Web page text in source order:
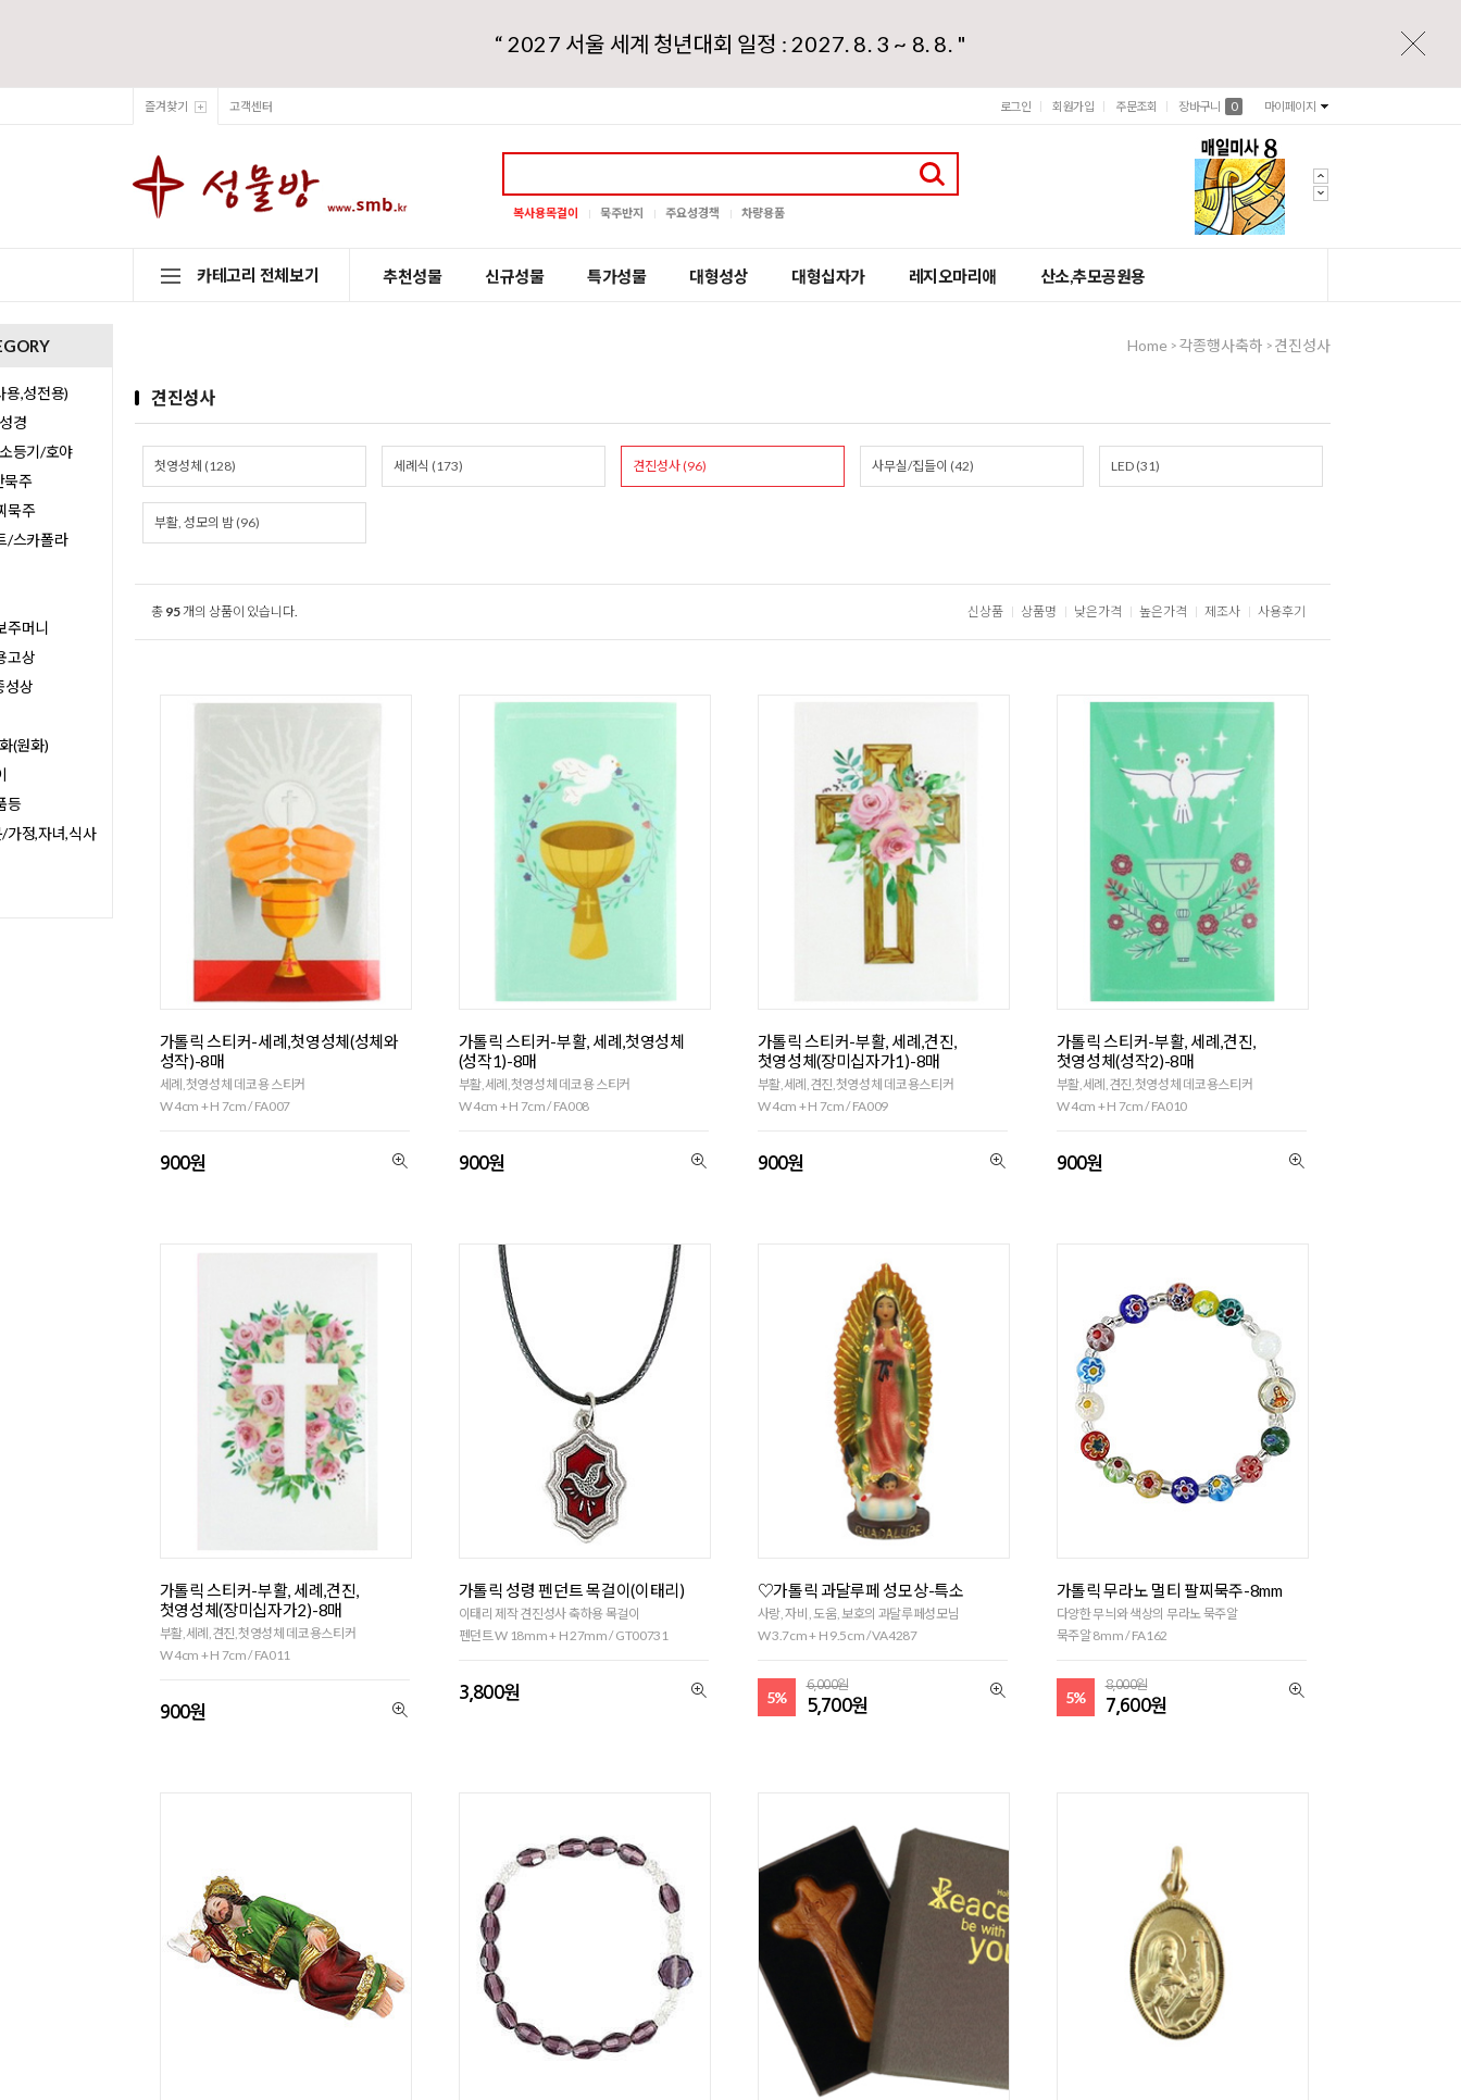
“ 2027 서울 세계 청년대회 일정 : 2027. 8. 3 ~ 8. 8. "
즐겨찾기 고객센터 로그인 회원가입 주문조회 장바구니 0 마이페이지
복사용목걸이 묵주반지 주요성경책 차량용품
카테고리 전체보기 추천성물 신규성물 특가성물 대형성상 대형십자가 레지오마리애 산소,추모공원용
용,성전용)
경
등기/호야
주
묵주
/스카폴라
주머니
고상
성상
(원화)
등
가정,자녀,식사
Home > 각종행사축하 > 견진성사
견진성사
첫영성체 (128) 세례식 (173) 견진성사 (96) 사무실/집들이 (42) LED (31)
부활, 성모의 밤 (96)
총 95 개의 상품이 있습니다. 신상품 상품명 낮은가격 높은가격 제조사 사용후기
가톨릭 스티커-세례,첫영성체(성체와
성작)-8매
세례,첫영성체 데코용 스티커
W 4cm + H 7cm / FA007
900원
가톨릭 스티커-부활, 세례,첫영성체
(성작1)-8매
부활,세례,첫영성체 데코용 스티커
W 4cm + H 7cm / FA008
900원
가톨릭 스티커-부활, 세례,견진,
첫영성체(장미십자가1)-8매
부활,세례,견진,첫영성체 데코용스티커
W 4cm + H 7cm / FA009
900원
가톨릭 스티커-부활, 세례,견진,
첫영성체(성작2)-8매
부활,세례,견진,첫영성체 데코용스티커
W 4cm + H 7cm / FA010
900원
가톨릭 스티커-부활, 세례,견진,
첫영성체(장미십자가2)-8매
부활,세례,견진,첫영성체 데코용스티커
W 4cm + H 7cm / FA011
900원
가톨릭 성령 펜던트 목걸이(이태리)
이태리 제작 견진성사 축하용 목걸이
펜던트 W 18mm + H 27mm / GT00731
3,800원
♡가톨릭 과달루페 성모상-특소
사랑, 자비, 도움, 보호의 과달루페성모님
W 3.7cm + H 9.5cm / VA4287
5%
6,000원
5,700원
가톨릭 무라노 멀티 팔찌묵주-8mm
다양한 무늬와 색상의 무라노 묵주알
묵주알 8mm / FA162
5%
8,000원
7,600원